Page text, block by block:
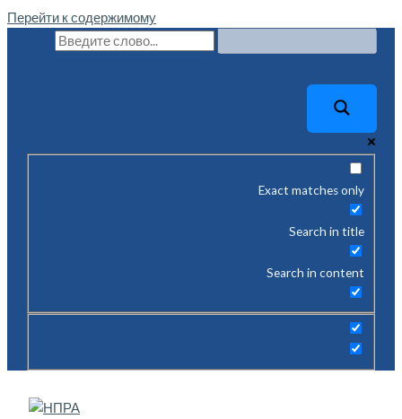
Перейти к содержимому
Exact matches only
Search in title
Search in content